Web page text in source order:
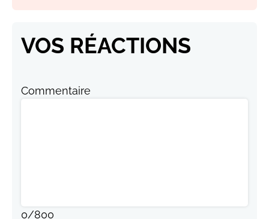
VOS RÉACTIONS
Commentaire
0/800